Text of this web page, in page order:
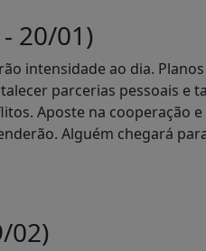
20/01)
intensidade ao dia.
parcerias pessoais
Aposte na cooperação
Alguém chegará
02)